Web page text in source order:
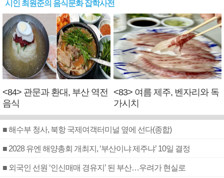
시인 최원준의 음식문화 잡학사전
<84> 관문과 환대, 부산 역전
음식
<83> 여름 제주, 벤자리와 독
가시치
■ 해수부 청사, 북항 국제여객터미널 옆에 선다(종합)
■ 2028 유엔 해양총회 개최지, ‘부산이냐 제주냐’ 10일 결정
■ 외국인 선원 ‘인신매매 경유지’ 된 부산…우려가 현실로